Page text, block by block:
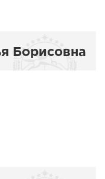
Борисовна